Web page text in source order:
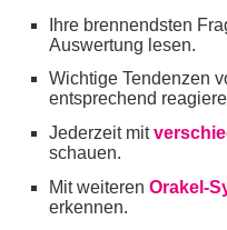
Ihre brennendsten
Auswertung lesen.
Wichtige Tendenzen
entsprechend
Jederzeit mit
schauen.
Mit weiteren Orakel-
erkennen.